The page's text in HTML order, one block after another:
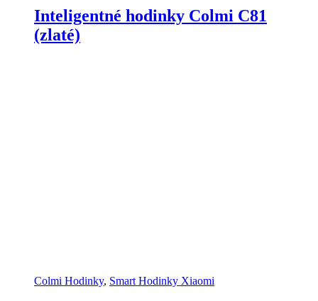
Inteligentné hodinky Colmi C81
(zlaté)
Colmi Hodinky, Smart Hodinky Xiaomi